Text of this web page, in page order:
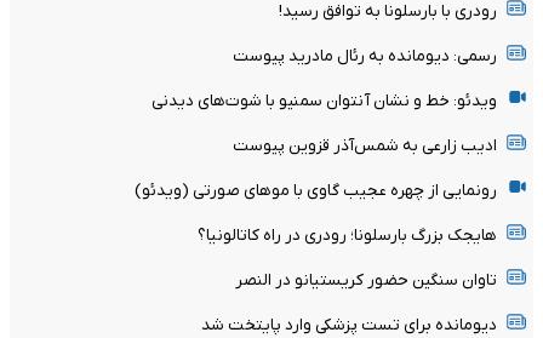
رودری با بارسلونا به توافق رسید!
رسمی: دیومانده به رئال مادرید پیوست
ویدئو: خط و نشان آنتوان سمنیو با شوت‌های دیدنی
ادیب زارعی به شمس‌آذر قزوین پیوست
رونمایی از چهره عجیب گاوی با موهای صورتی (ویدئو)
هایجک بزرگ بارسلونا؛ رودری در راه کاتالونیا؟
تاوان سنگین حضور کریستیانو در النصر
دیومانده برای تست پزشکی وارد پایتخت شد